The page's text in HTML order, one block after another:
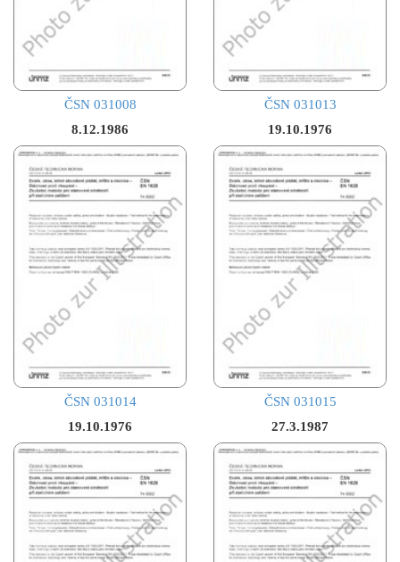
ČSN 031008
8.12.1986
ČSN 031013
19.10.1976
ČSN 031014
19.10.1976
ČSN 031015
27.3.1987